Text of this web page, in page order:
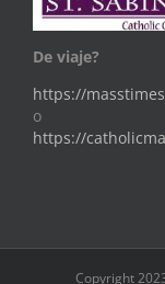
De viaje?
https://
o
https://
Copyright